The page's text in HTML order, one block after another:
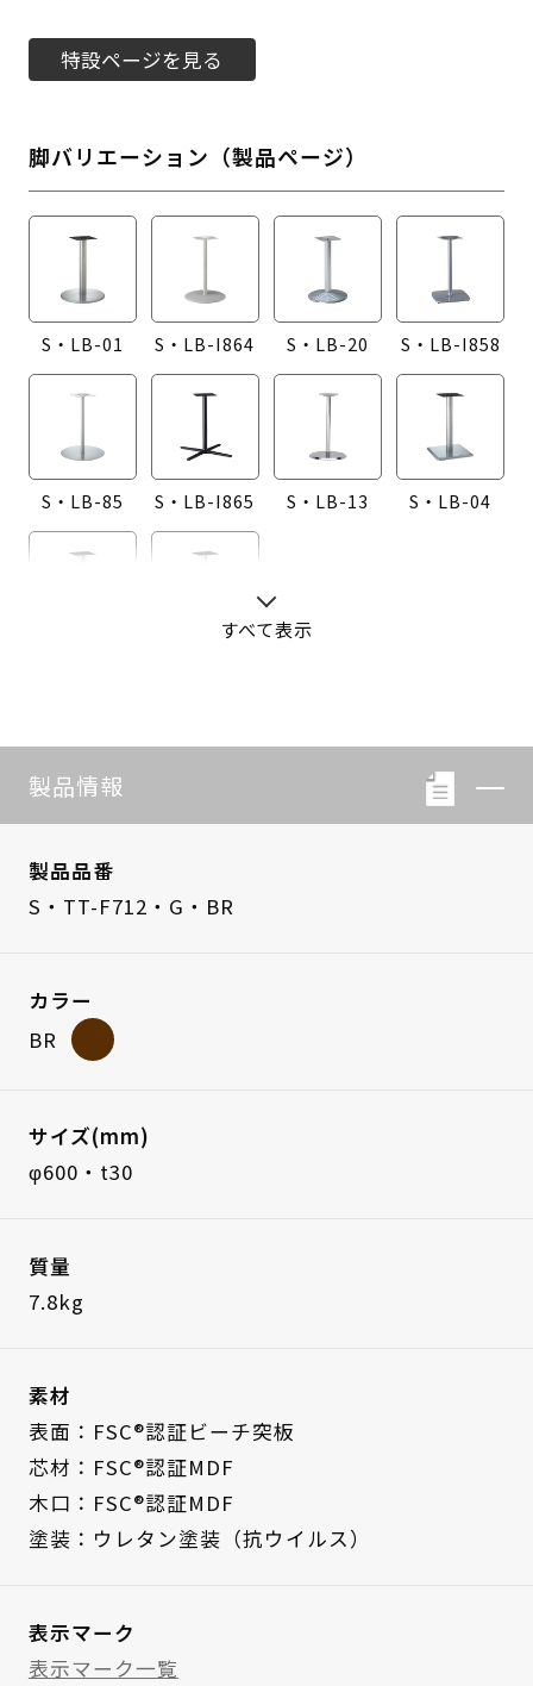
特設ページを見る
脚バリエーション（製品ページ）
S・LB-01 S・LB-I864 S・LB-20 S・LB-I858
S・LB-85 S・LB-I865 S・LB-13 S・LB-04
すべて表示
製品情報
製品品番
S・TT-F712・G・BR
カラー
BR
サイズ(mm)
φ600・t30
質量
7.8kg
素材
表面：FSC®認証ビーチ突板
芯材：FSC®認証MDF
木口：FSC®認証MDF
塗装：ウレタン塗装（抗ウイルス）
表示マーク
表示マーク一覧